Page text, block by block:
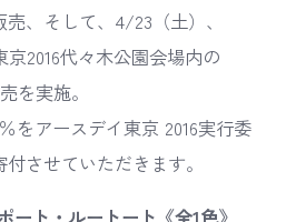
、そして、4/23（土）、
2016代々木公園会場内の
を実施。
をアースデイ東京 2016実行委
させていただきます。
ート・ルートート《全1色》